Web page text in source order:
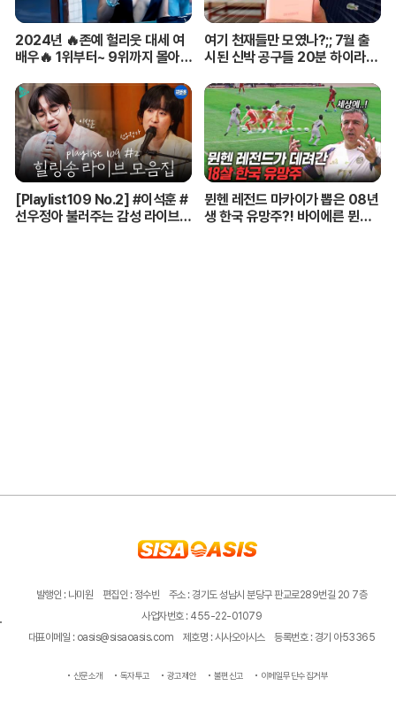
2024년 🔥존예 헐리웃 대세 여
배우🔥 1위부터~ 9위까지 몰아보
여기 천재들만 모였나?;; 7월 출
시된 신박 공구들 20분 하이라이
[Playlist109 No.2] #이석훈 #
선우정아 불러주는 감성 라이브
뮌헨 레전드 마카이가 뽑은 08년
생 한국 유망주?! 바이에른 뮌헨
발행인 : 나미원 편집인 : 정수빈
주소 : 경기도 성남시 분당구 판교로289번길 20 7층
사업자번호 : 455-22-01079
대표이메일 : oasis@sisaoasis.com
제호명 : 시사오아시스 등록번호 : 경기 아53365
신문소개 독자투고 광고제안 불편신고 이메일무단수집거부